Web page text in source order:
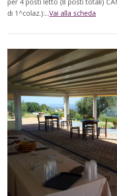
di 1^colaz.):...Vai alla scheda